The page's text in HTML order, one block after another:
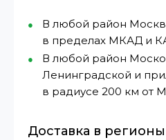
В любой район
в пределах МКАД и
В любой район
Ленинградской и
в радиусе 200 км от
Доставка в